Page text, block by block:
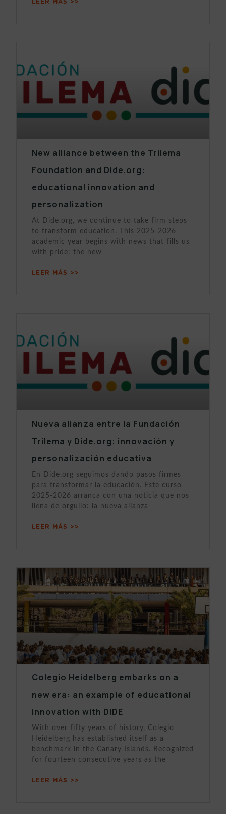
LEER MÁS >>
New alliance between the Trilema
Foundation and Dide.org:
educational innovation and
personalization
At Dide.org, we continue to take firm steps
to transform education. This 2025-2026
academic year begins with news that fills us
with pride: the new
LEER MÁS >>
Nueva alianza entre la Fundación
Trilema y Dide.org: innovación y
personalización educativa
En Dide.org seguimos dando pasos firmes
para transformar la educación. Este curso
2025-2026 arranca con una noticia que nos
llena de orgullo: la nueva alianza
LEER MÁS >>
Colegio Heidelberg embarks on a
new era: an example of educational
innovation with DIDE
With over fifty years of history, Colegio
Heidelberg has established itself as a
benchmark in the Canary Islands. Recognized
for fourteen consecutive years as the
LEER MÁS >>